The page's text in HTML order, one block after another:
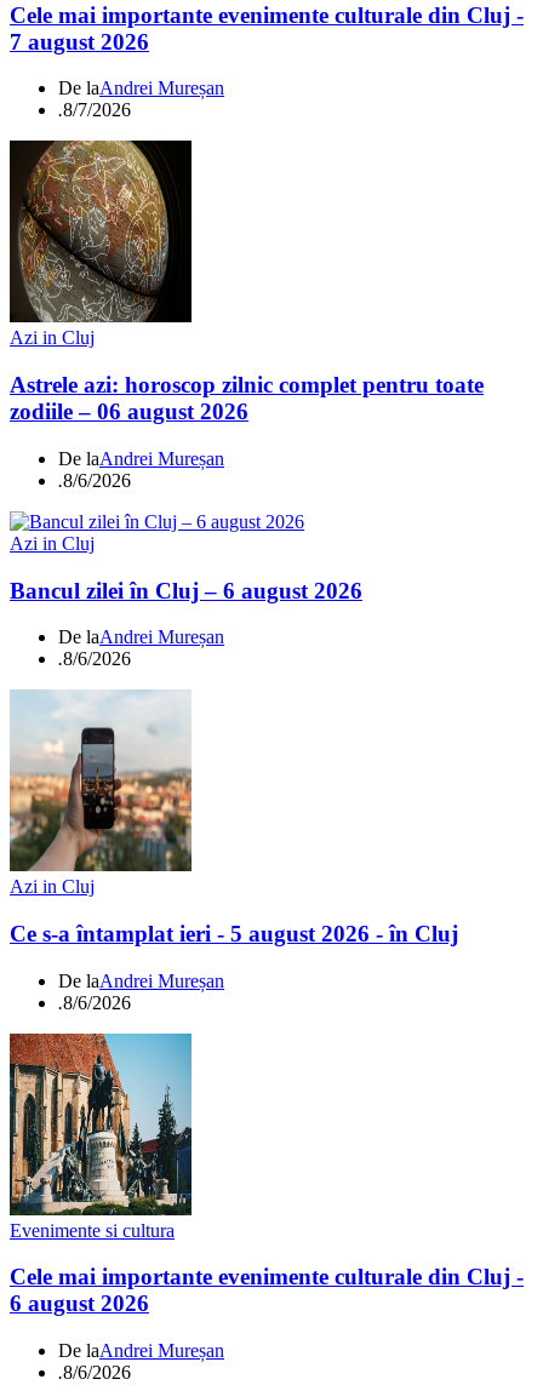
Cele mai importante evenimente culturale din Cluj -
7 august 2026
De laAndrei Mureșan
.8/7/2026
Azi in Cluj
Astrele azi: horoscop zilnic complet pentru toate
zodiile – 06 august 2026
De laAndrei Mureșan
.8/6/2026
Azi in Cluj
Bancul zilei în Cluj – 6 august 2026
De laAndrei Mureșan
.8/6/2026
Azi in Cluj
Ce s-a întamplat ieri - 5 august 2026 - în Cluj
De laAndrei Mureșan
.8/6/2026
Evenimente si cultura
Cele mai importante evenimente culturale din Cluj -
6 august 2026
De laAndrei Mureșan
.8/6/2026